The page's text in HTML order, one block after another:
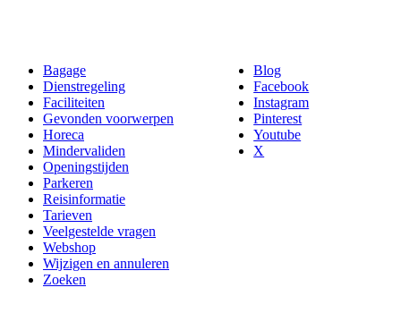
Bagage
Dienstregeling
Faciliteiten
Gevonden voorwerpen
Horeca
Mindervaliden
Openingstijden
Parkeren
Reisinformatie
Tarieven
Veelgestelde vragen
Webshop
Wijzigen en annuleren
Zoeken
Blog
Facebook
Instagram
Pinterest
Youtube
X